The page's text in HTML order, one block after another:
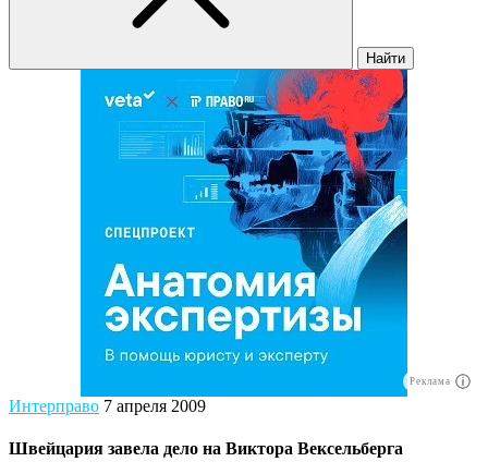
Найти
Реклама
Интерправо 7 апреля 2009
Швейцария завела дело на Виктора Вексельберга